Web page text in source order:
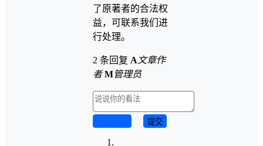
了原著者的合法权
益，可联系我们进
行处理。
2 条回复 A 文章作
者 M管理员
提交